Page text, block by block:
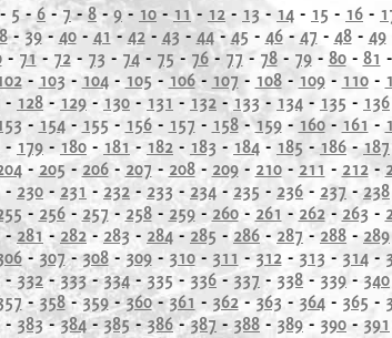
5 -6-7-8-9 - 10 - 11- 12 - 13 - 14 - 15 - 16 -
- 39- 40- 41 - 42- 43 - 44-45 - 46- 47 - 48- 49
- 71 - 72- 73 - 74- 75 - 76-77 - 78- 79- 80- 81 -
- 103-104- 105- 106- 107- 108- 109- 110-
- 128 - 129 - 130 - 131 - 132- 133 - 134 - 135 - 136
- 154- 155 - 156- 157 - 158-159- 160- 161 -
- 179 - 180 - 181 - 182 - 183 - 184- 185 - 186 -187
- 205 - 206- 207 - 208- 209- 210- 211 - 212-
- 230 - 231 - 232 - 233 - 234 - 235 - 236 - 237 - 238
- 256- 257 - 258- 259- 260- 261 - 262- 263 -
- 281 - 282 - 283 - 284 -285 - 286 - 287 - 288 - 289
- 307-308- 309- 310- 311 - 312- 313 - 314-
- 332- 333-334- 335 - 336- 337 - 338 - 339 - 340
- 358-359-360-361 - 362- 363 - 364- 365 -
- 383-384-385- 386-387 - 388 - 389 - 390 - 391